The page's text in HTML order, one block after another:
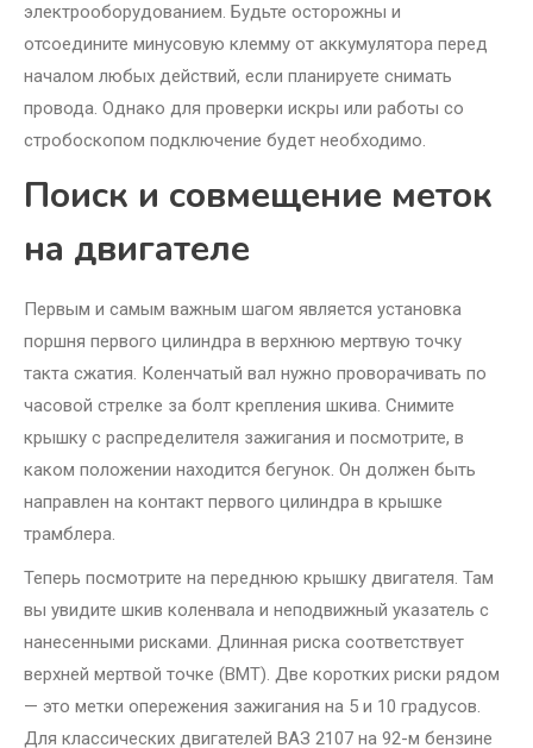
электрооборудованием. Будьте осторожны и
отсоедините минусовую клемму от аккумулятора перед
началом любых действий, если планируете снимать
провода. Однако для проверки искры или работы со
стробоскопом подключение будет необходимо.
Поиск и совмещение меток
на двигателе
Первым и самым важным шагом является установка
поршня первого цилиндра в верхнюю мертвую точку
такта сжатия. Коленчатый вал нужно проворачивать по
часовой стрелке за болт крепления шкива. Снимите
крышку с распределителя зажигания и посмотрите, в
каком положении находится бегунок. Он должен быть
направлен на контакт первого цилиндра в крышке
трамблера.
Теперь посмотрите на переднюю крышку двигателя. Там
вы увидите шкив коленвала и неподвижный указатель с
нанесенными рисками. Длинная риска соответствует
верхней мертвой точке (ВМТ). Две коротких риски рядом
— это метки опережения зажигания на 5 и 10 градусов.
Для классических двигателей ВАЗ 2107 на 92-м бензине